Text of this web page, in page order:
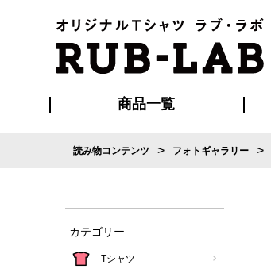
商品一覧
読み物コンテンツ > フォトギャラリー >
カテゴリー
Tシャツ